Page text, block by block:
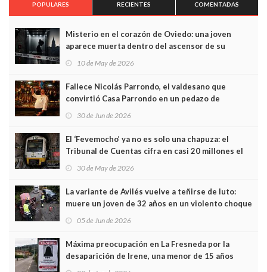
POPULARES RECIENTES COMENTADAS
Misterio en el corazón de Oviedo: una joven
aparece muerta dentro del ascensor de su
edificio y las cámaras captan sus últimos minutos
10 de May de 2026
Fallece Nicolás Parrondo, el valdesano que
convirtió Casa Parrondo en un pedazo de
Asturias en Madrid
30 de Jun de 2026
El ‘Fevemocho’ ya no es solo una chapuza: el
Tribunal de Cuentas cifra en casi 20 millones el
sobrecoste de los trenes que no cabían por los
30 de May de 2026
La variante de Avilés vuelve a teñirse de luto:
muere un joven de 32 años en un violento choque
frontal
05 de Jun de 2026
Máxima preocupación en La Fresneda por la
desaparición de Irene, una menor de 15 años